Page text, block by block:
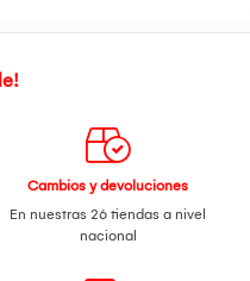
Cambios y devoluciones
En nuestras 26 tiendas a nivel
nacional